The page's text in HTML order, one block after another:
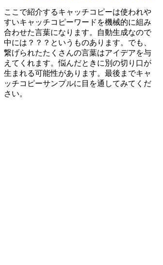
ここで紹介するキャッチコピーは使われや
すいキャッチコピーワードを機械的に組み
合わせた言葉になります。自動生成なので
中には？？？というものあります。でも、
繋げられたたくさんの言葉はアイデアを与
えてくれます。悩んだときに別の切り口が
生まれる可能性があります。最後までキャ
ッチコピーサンプルに目を通してみてくだ
さい。